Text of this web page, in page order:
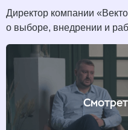
Директор компании
о выборе, внедрении и